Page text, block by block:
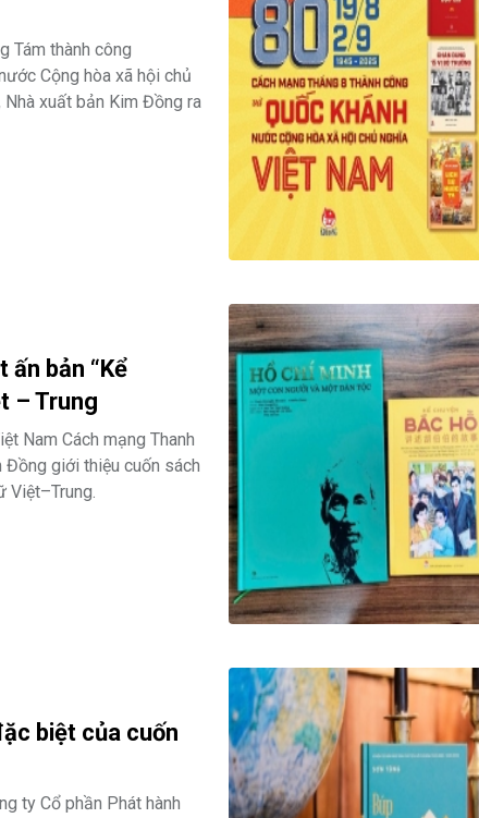
Tám thành công
Cộng hòa xã hội chủ
xuất bản Kim Đồng ra
ấn bản “Kể
– Trung
Nam Cách mạng Thanh
giới thiệu cuốn sách
Việt–Trung.
biệt của cuốn
ty Cổ phần Phát hành